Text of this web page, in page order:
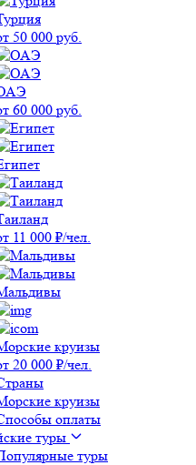
50 000 руб.
60 000 руб.
11 000 ₽/чел.
круизы
20 000 ₽/чел.
круизы
оплаты
туры
туры